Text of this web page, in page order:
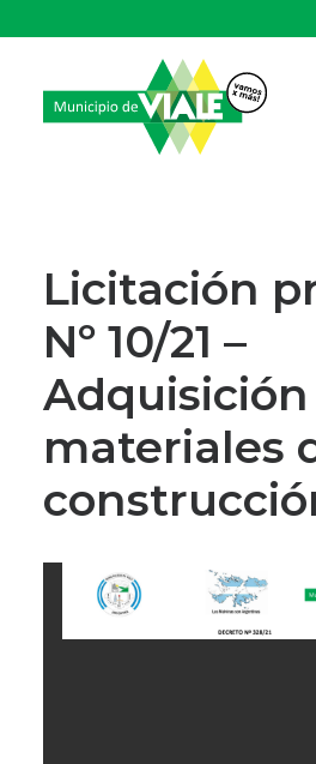
GOBIERNO
HCD
TRÁMITES Y SERVICIOS
CIUDAD
PARQUE INDUSTRIAL
RECAUDACIONES
Licitación
Nº 10/21 –
materiales